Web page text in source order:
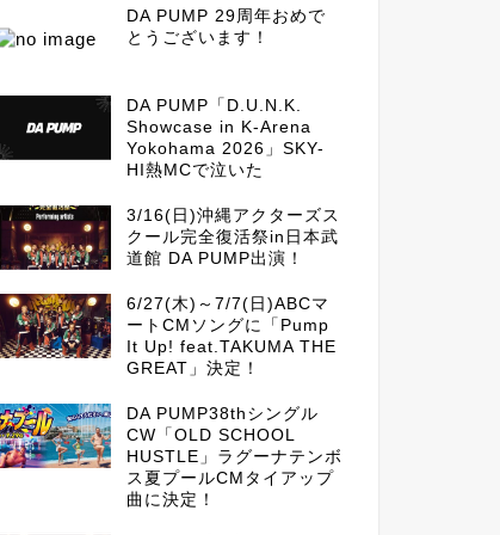
DA PUMP 29周年おめで
とうございます！
DA PUMP「D.U.N.K.
Showcase in K-Arena
Yokohama 2026」SKY-
HI熱MCで泣いた
3/16(日)沖縄アクターズス
クール完全復活祭in日本武
道館 DA PUMP出演！
6/27(木)～7/7(日)ABCマ
ートCMソングに「Pump
It Up! feat.TAKUMA THE
GREAT」決定！
DA PUMP38thシングル
CW「OLD SCHOOL
HUSTLE」ラグーナテンボ
ス夏プールCMタイアップ
曲に決定！